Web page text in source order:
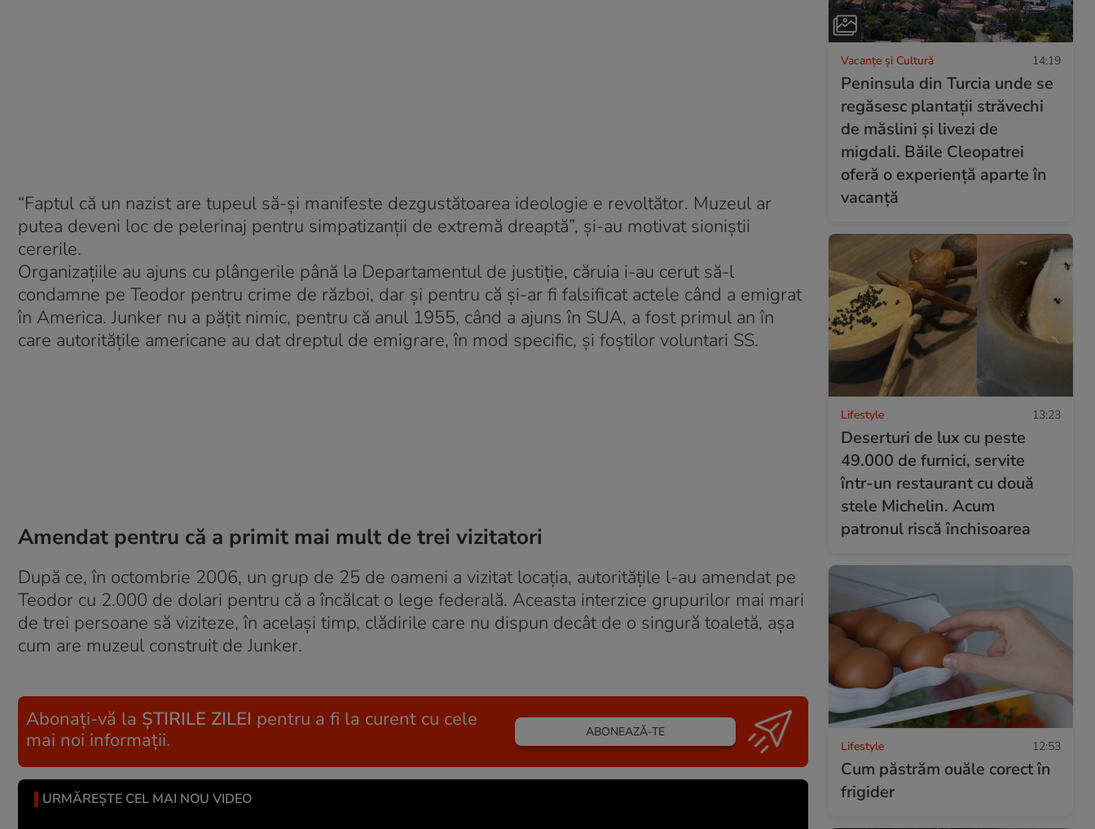
“Faptul că un nazist are tupeul să-şi manifeste dezgustătoarea ideologie e revoltător. Muzeul ar
putea deveni loc de pelerinaj pentru simpatizanții de extremă dreaptă”, şi-au motivat sioniştii
cererile.
Organizațiile au ajuns cu plângerile până la Departamentul de justiție, căruia i-au cerut să-l
condamne pe Teodor pentru crime de război, dar şi pentru că şi-ar fi falsificat actele când a emigrat
în America. Junker nu a pățit nimic, pentru că anul 1955, când a ajuns în SUA, a fost primul an în
care autoritățile americane au dat dreptul de emigrare, în mod specific, şi foştilor voluntari SS.
Amendat pentru că a primit mai mult de trei vizitatori
După ce, în octombrie 2006, un grup de 25 de oameni a vizitat locația, autoritățile l-au amendat pe
Teodor cu 2.000 de dolari pentru că a încălcat o lege federală. Aceasta interzice grupurilor mai mari
de trei persoane să viziteze, în acelaşi timp, clădirile care nu dispun decât de o singură toaletă, aşa
cum are muzeul construit de Junker.
Abonați-vă la ȘTIRILE ZILEI pentru a fi la curent cu cele
mai noi informații.
ABONEAZĂ-TE
URMĂREȘTE CEL MAI NOU VIDEO
Vacanțe și Cultură 14:19
Peninsula din Turcia unde se
regăsesc plantații străvechi
de măslini și livezi de
migdali. Băile Cleopatrei
oferă o experiență aparte în
vacanță
Lifestyle 13:23
Deserturi de lux cu peste
49.000 de furnici, servite
într-un restaurant cu două
stele Michelin. Acum
patronul riscă închisoarea
Lifestyle 12:53
Cum păstrăm ouăle corect în
frigider